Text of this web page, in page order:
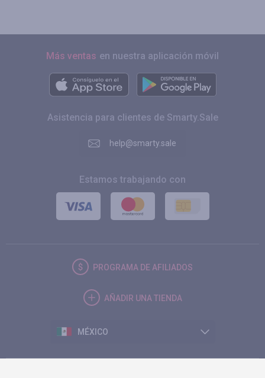
Más ventas en nuestra aplicación móvil
Asistencia para clientes de Smarty.Sale
help@smarty.sale
Estamos trabajando con
PROGRAMA DE AFILIADOS
AÑADIR UNA TIENDA
MÉXICO